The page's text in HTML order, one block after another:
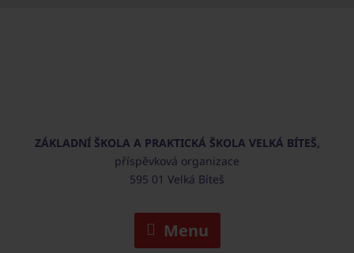
ZÁKLADNÍ ŠKOLA A PRAKTICKÁ ŠKOLA VELKÁ BÍTEŠ,
příspěvková organizace
595 01 Velká Bíteš
Menu